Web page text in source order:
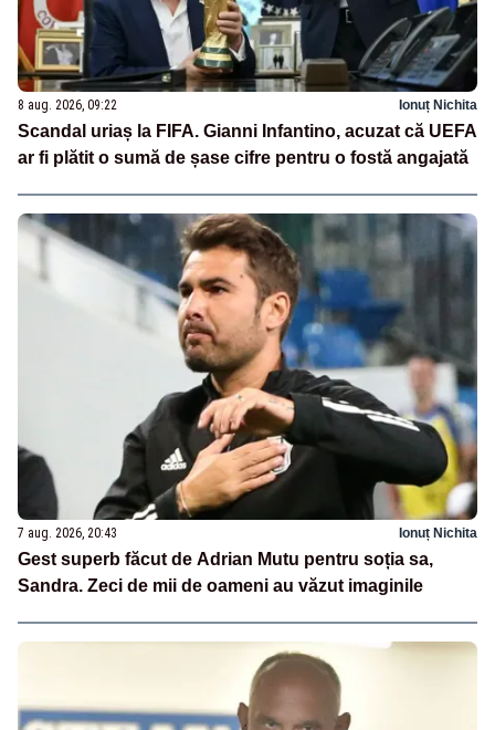
8 aug. 2026, 09:22 Ionuț Nichita
Scandal uriaș la FIFA. Gianni Infantino, acuzat că UEFA
ar fi plătit o sumă de șase cifre pentru o fostă angajată
7 aug. 2026, 20:43 Ionuț Nichita
Gest superb făcut de Adrian Mutu pentru soția sa,
Sandra. Zeci de mii de oameni au văzut imaginile